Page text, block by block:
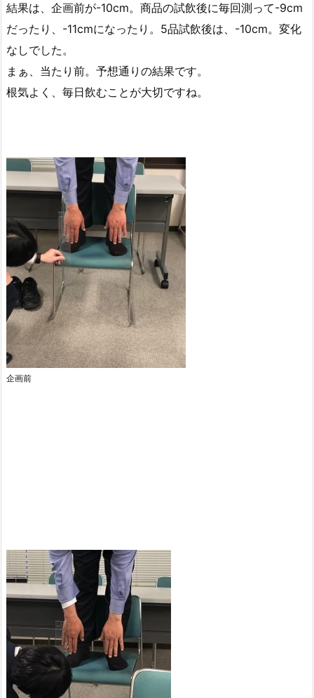
結果は、企画前が-10cm。商品の試飲後に毎回測って-9cm
だったり、-11cmになったり。5品試飲後は、-10cm。変化
なしでした。
まぁ、当たり前。予想通りの結果です。
根気よく、毎日飲むことが大切ですね。
企画前